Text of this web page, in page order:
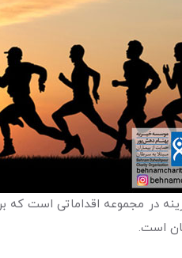
در مجموعه اقداماتی است که
است.